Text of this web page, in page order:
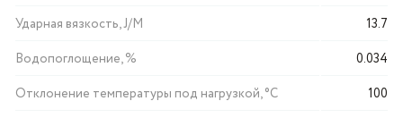
Ударная вязкость, J/M
13.7
Водопоглощение, %
0.034
Отклонение температуры под нагрузкой, °C
100